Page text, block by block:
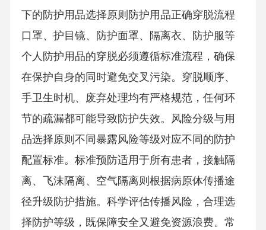
下的防护用品选择原则防护用品正确穿脱流程
口罩、护目镜、防护面罩、隔离衣、防护服等
个人防护用品的穿脱必须遵循标准流程，确保
在保护自身的同时避免交叉污染。穿脱顺序、
手卫生时机、废弃处理均有严格规范，任何环
节的疏漏都可能导致防护失效。风险分级与用
品选择原则不同暴露风险等级对应不同的防护
配置标准。标准预防适用于所有患者，接触隔
离、飞沫隔离、空气隔离则根据病原体传播途
径升级防护措施。科学评估传播风险，合理选
择防护等级，既保障安全又避免资源浪费。常